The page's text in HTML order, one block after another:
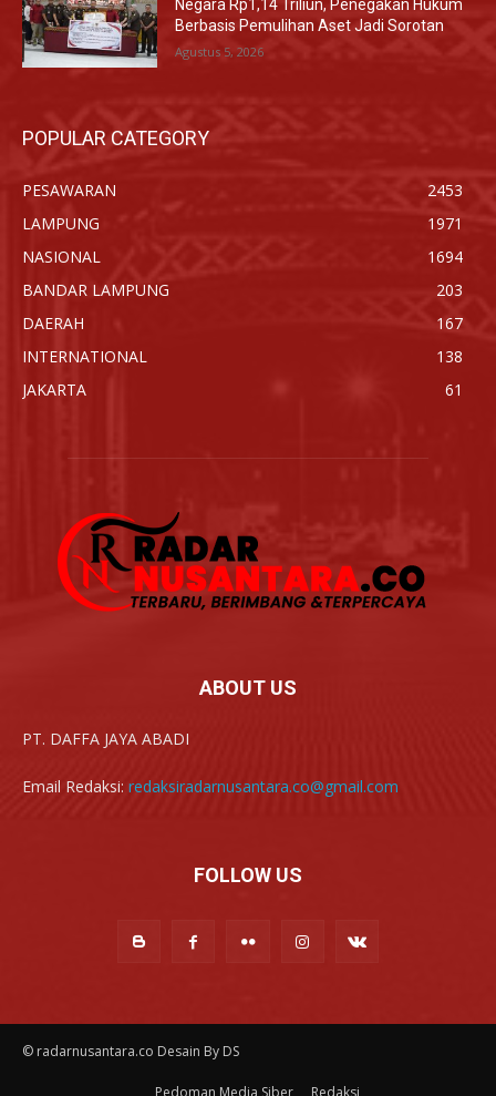
Negara Rp1,14 Triliun, Penegakan Hukum
Berbasis Pemulihan Aset Jadi Sorotan
Agustus 5, 2026
POPULAR CATEGORY
PESAWARAN
2453
LAMPUNG
1971
NASIONAL
1694
BANDAR LAMPUNG
203
DAERAH
167
INTERNATIONAL
138
JAKARTA
61
ABOUT US
PT. DAFFA JAYA ABADI
Email Redaksi: redaksiradarnusantara.co@gmail.com
FOLLOW US
© radarnusantara.co Desain By DS